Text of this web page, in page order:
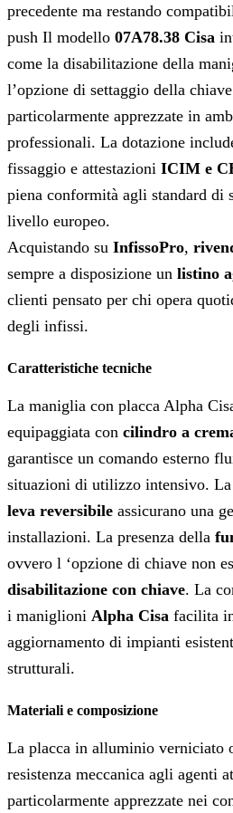
precedente ma restando
push Il modello 07A78.38 Cisa
come la disabilitazione della
l’opzione di settaggio della
particolarmente apprezzate in
professionali. La dotazione
fissaggio e attestazioni ICIM e
piena conformità agli standard di
livello europeo.
Acquistando su InfissoPro,
sempre a disposizione un listino
clienti pensato per chi opera
degli infissi.
Caratteristiche tecniche
La maniglia con placca Alpha
equipaggiata con cilindro a
garantisce un comando esterno
situazioni di utilizzo intensivo. La
leva reversibile assicurano una
installazioni. La presenza della
ovvero l ‘opzione di chiave non
disabilitazione con chiave. La
i maniglioni Alpha Cisa facilita
aggiornamento di impianti
strutturali.
Materiali e composizione
La placca in alluminio verniciato
resistenza meccanica agli agenti
particolarmente apprezzate nei